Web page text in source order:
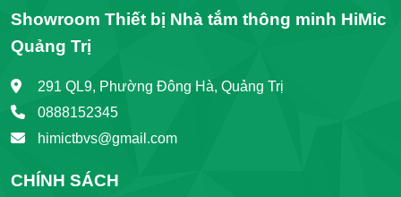
Showroom Thiết bị Nhà tắm thông minh HiMic
Quảng Trị
291 QL9, Phường Đông Hà, Quảng Trị
0888152345
himictbvs@gmail.com
CHÍNH SÁCH